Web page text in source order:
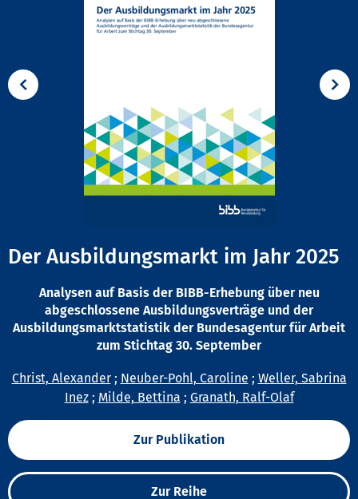
Der Ausbildungsmarkt im Jahr 2025
Analysen auf Basis der BIBB-Erhebung über neu
abgeschlossene Ausbildungsverträge und der
Ausbildungsmarktstatistik der Bundesagentur für Arbeit
zum Stichtag 30. September
Christ, Alexander; Neuber-Pohl, Caroline ; Weller, Sabrina
Inez; Milde, Bettina ; Granath, Ralf-Olaf
Zur Publikation
Zur Reihe